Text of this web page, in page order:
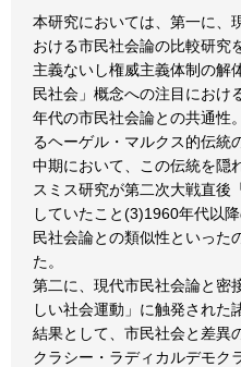
本研究においては、第一に、
おける市民社会論の比較研究
主義ないし権威主義体制の解
民社会」概念への注目におけ
年代の市民社会論との共通性
るヘーゲル・マルクス的伝統
中期において、この伝統を隠
スミス研究が第二次大戦直後
していたこと(3)1960年代以
民社会論との類似性といった
た。
第二に、現代市民社会論と密
しい社会運動」に触発された
結果として、市民社会と差異
クラシー・ラディカルデモク